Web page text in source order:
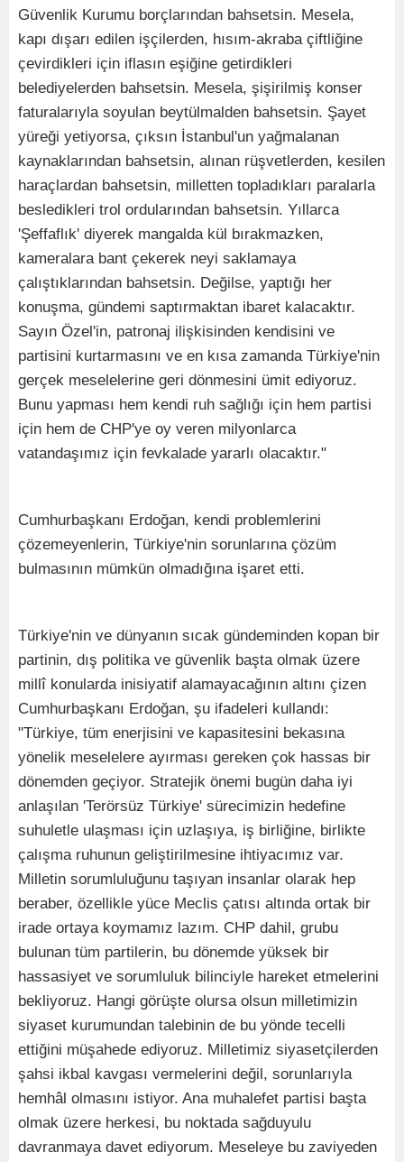
Güvenlik Kurumu borçlarından bahsetsin. Mesela,
kapı dışarı edilen işçilerden, hısım-akraba çiftliğine
çevirdikleri için iflasın eşiğine getirdikleri
belediyelerden bahsetsin. Mesela, şişirilmiş konser
faturalarıyla soyulan beytülmalden bahsetsin. Şayet
yüreği yetiyorsa, çıksın İstanbul'un yağmalanan
kaynaklarından bahsetsin, alınan rüşvetlerden, kesilen
haraçlardan bahsetsin, milletten topladıkları paralarla
besledikleri trol ordularından bahsetsin. Yıllarca
'Şeffaflık' diyerek mangalda kül bırakmazken,
kameralara bant çekerek neyi saklamaya
çalıştıklarından bahsetsin. Değilse, yaptığı her
konuşma, gündemi saptırmaktan ibaret kalacaktır.
Sayın Özel'in, patronaj ilişkisinden kendisini ve
partisini kurtarmasını ve en kısa zamanda Türkiye'nin
gerçek meselelerine geri dönmesini ümit ediyoruz.
Bunu yapması hem kendi ruh sağlığı için hem partisi
için hem de CHP'ye oy veren milyonlarca
vatandaşımız için fevkalade yararlı olacaktır."
Cumhurbaşkanı Erdoğan, kendi problemlerini
çözemeyenlerin, Türkiye'nin sorunlarına çözüm
bulmasının mümkün olmadığına işaret etti.
Türkiye'nin ve dünyanın sıcak gündeminden kopan bir
partinin, dış politika ve güvenlik başta olmak üzere
millî konularda inisiyatif alamayacağının altını çizen
Cumhurbaşkanı Erdoğan, şu ifadeleri kullandı:
"Türkiye, tüm enerjisini ve kapasitesini bekasına
yönelik meselelere ayırması gereken çok hassas bir
dönemden geçiyor. Stratejik önemi bugün daha iyi
anlaşılan 'Terörsüz Türkiye' sürecimizin hedefine
suhuletle ulaşması için uzlaşıya, iş birliğine, birlikte
çalışma ruhunun geliştirilmesine ihtiyacımız var.
Milletin sorumluluğunu taşıyan insanlar olarak hep
beraber, özellikle yüce Meclis çatısı altında ortak bir
irade ortaya koymamız lazım. CHP dahil, grubu
bulunan tüm partilerin, bu dönemde yüksek bir
hassasiyet ve sorumluluk bilinciyle hareket etmelerini
bekliyoruz. Hangi görüşte olursa olsun milletimizin
siyaset kurumundan talebinin de bu yönde tecelli
ettiğini müşahede ediyoruz. Milletimiz siyasetçilerden
şahsi ikbal kavgası vermelerini değil, sorunlarıyla
hemhâl olmasını istiyor. Ana muhalefet partisi başta
olmak üzere herkesi, bu noktada sağduyulu
davranmaya davet ediyorum. Meseleye bu zaviyeden